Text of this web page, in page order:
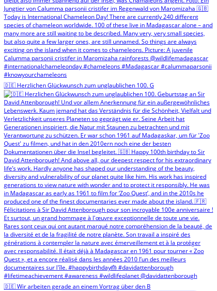
🇩🇪 Herzlichen Glückwunsch zum unglaublichen 100. G
🇩🇪 Wir arbeiten gerade an einem Vortrag über den B